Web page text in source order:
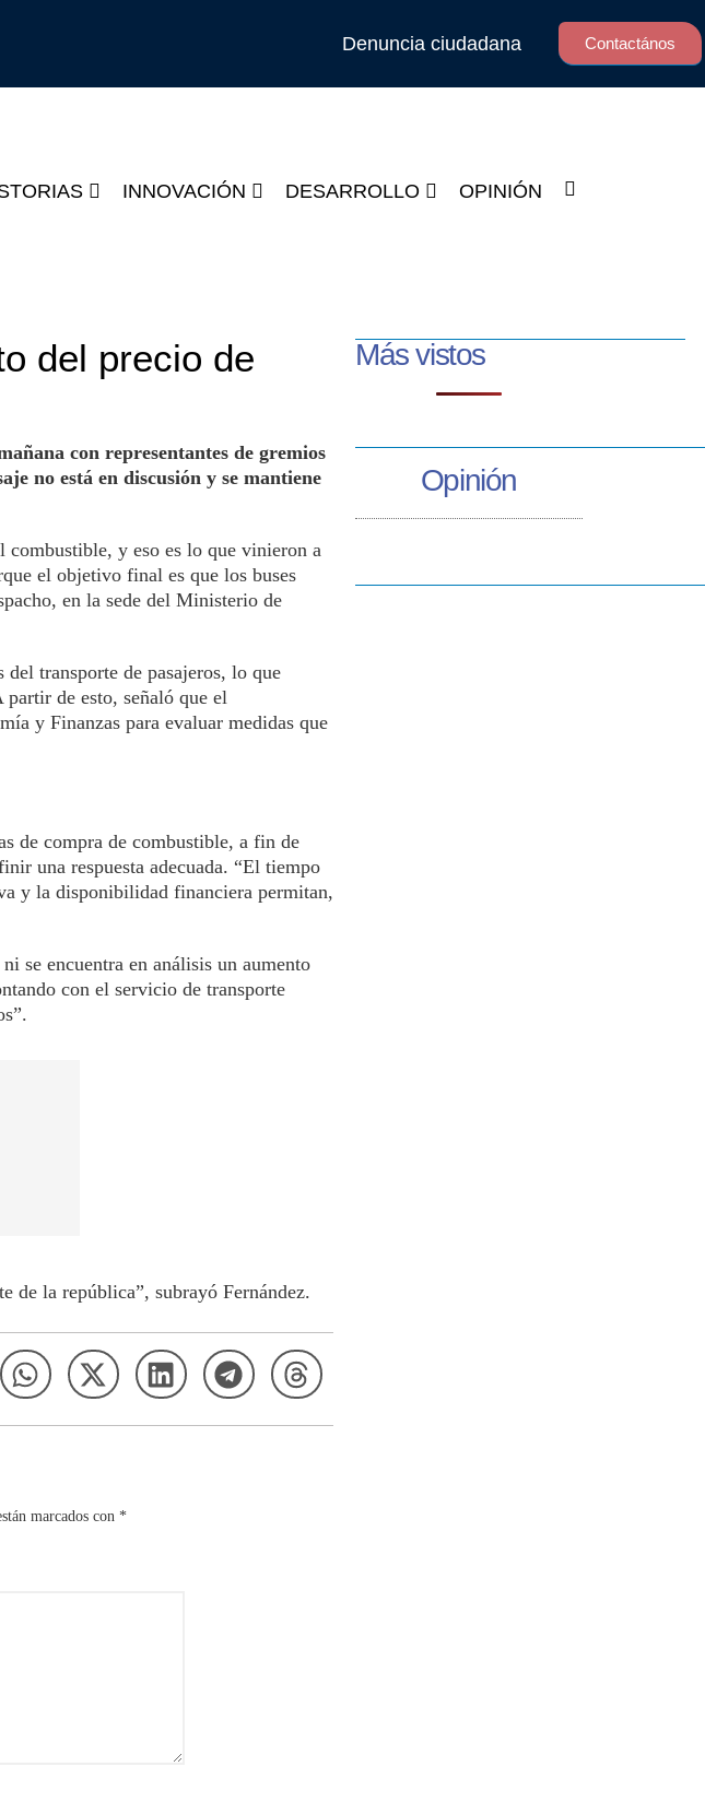
Denuncia ciudadana Contactános
INNOVACIÓN DESARROLLO OPINIÓN
del precio de
con representantes de gremios
no está en discusión y se mantiene
combustible, y eso es lo que vinieron a
el objetivo final es que los buses
en la sede del Ministerio de
transporte de pasajeros, lo que
de esto, señaló que el
y Finanzas para evaluar medidas que
de compra de combustible, a fin de
una respuesta adecuada. “El tiempo
y la disponibilidad financiera permitan,
se encuentra en análisis un aumento
con el servicio de transporte
de la república”, subrayó Fernández.
marcados con *
Más vistos
Opinión